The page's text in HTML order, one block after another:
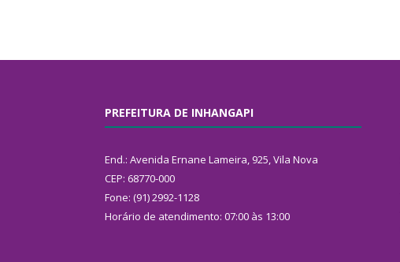
PREFEITURA DE INHANGAPI
End.: Avenida Ernane Lameira, 925, Vila Nova
CEP: 68770-000
Fone: (91) 2992-1128
Horário de atendimento: 07:00 às 13:00